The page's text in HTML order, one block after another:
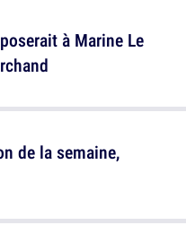
de la semaine,
à Marine Le